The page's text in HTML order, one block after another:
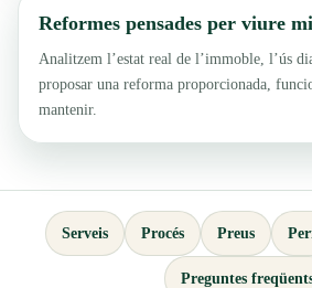
Reformes pensades per viure
Analitzem l’estat real de l’immoble, l’ús
proposar una reforma proporcionada,
mantenir.
Serveis Procés Preus
Preguntes